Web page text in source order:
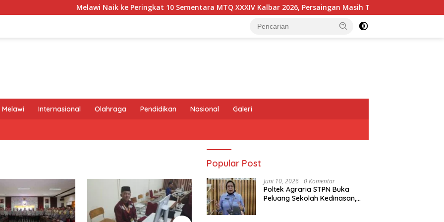
Melawi Naik ke Peringkat 10 Sementara MTQ XXXIV Kalbar 2026, Persaingan Masih Terbuka
Melawi Internasional Olahraga Pendidikan Nasional Galeri
Popular Post
Juni 10, 2026 0 Komentar
Poltek Agraria STPN Buka
Peluang Sekolah Kedinasan,